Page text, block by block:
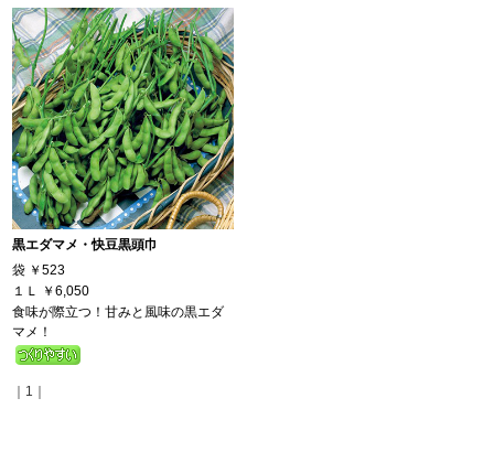
黒エダマメ・快豆黒頭巾
袋 ￥523
１Ｌ
￥6,050
食味が際立つ！甘みと風味の黒エダ
マメ！
｜1｜